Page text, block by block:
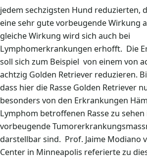
jedem sechzigsten Hund reduzierten,
eine sehr gute vorbeugende Wirkung
gleiche Wirkung wird sich auch bei
Lymphomerkrankungen erhofft. Die
soll sich zum Beispiel von einem von
achtzig Golden Retriever reduzieren.
dass hier die Rasse Golden Retriever
besonders von den Erkrankungen
Lymphom betroffenen Rasse zu
vorbeugende
darstellbar sind. Prof. Jaime Modiano
Center in Minneapolis referierte zu